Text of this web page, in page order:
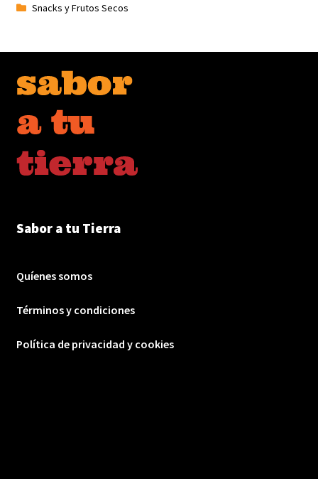
Snacks y Frutos Secos
Sabor a tu Tierra
Quíenes somos
Términos y condiciones
Política de privacidad y cookies